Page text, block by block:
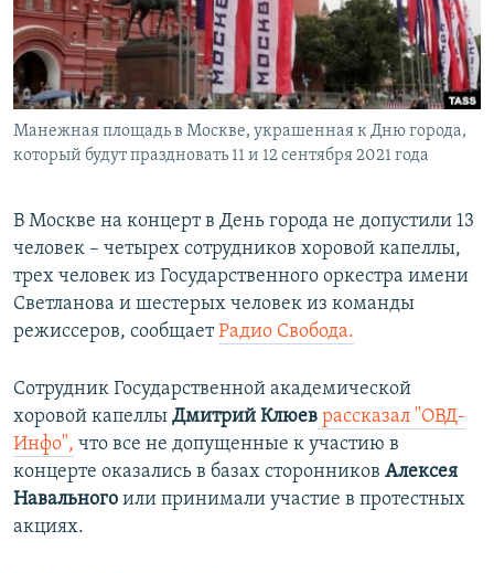
ПОБЕДИТЕЛЕЙ НЕ СУДЯТ?
КРЫМ.НЕПОКОРЕННЫЙ
ELIFBE
УКРАИНСКАЯ ПРОБЛЕМА КРЫМА
ПРИСОЕДИНЯЙТЕСЬ!
Все сайты RFE/RL
Манежная площадь в Москве, украшенная к Дню города,
который будут праздновать 11 и 12 сентября 2021 года
В Москве на концерт в День города не допустили 13
человек – четырех сотрудников хоровой капеллы,
трех человек из Государственного оркестра имени
Светланова и шестерых человек из команды
режиссеров, сообщаетРадио Свобода.
Сотрудник Государственной академической
хоровой капеллы Дмитрий Клюев рассказал "ОВД-
Инфо", что все не допущенные к участию в
концерте оказались в базах сторонников Алексея
Навального или принимали участие в протестных
акциях.